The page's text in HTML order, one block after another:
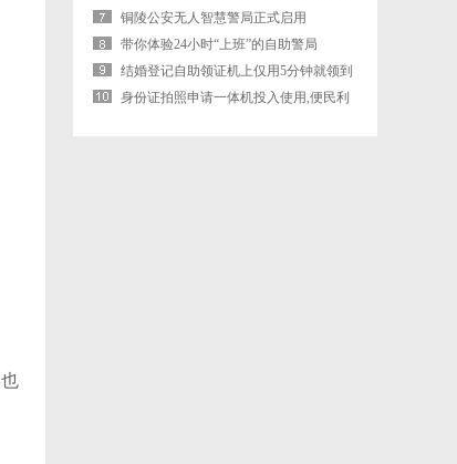
警局
铜陵公安无人智慧警局正式启用
带你体验24小时“上班”的自助警局
结婚登记自助领证机上仅用5分钟就领到
了结婚证
身份证拍照申请一体机投入使用,便民利